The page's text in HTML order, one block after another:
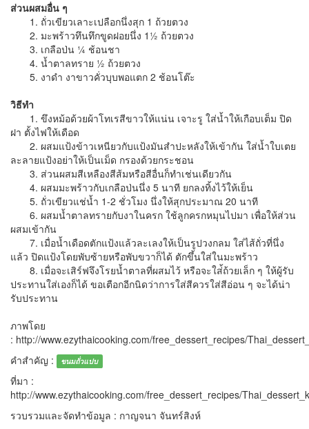
ส่วนผสมอื่น ๆ
1. ถั่วเขียวเลาะเปลือกนึ่งสุก 1 ถ้วยตวง
2. มะพร้าวทึนทึกขูดฝอยนึ่ง 1½ ถ้วยตวง
3. เกลือป่น ¼ ช้อนชา
4. น้ำตาลทราย ½ ถ้วยตวง
5. งาดำ งาขาวคั่วบุบพอแตก 2 ช้อนโต๊ะ
วิธีทำ
1. ขึงหม้อด้วยผ้าโทเรสีขาวให้แน่น เจาะรู ใส่น้ำให้เกือบเต็ม ปิด
ฝา ตั้งไฟให้เดือด
2. ผสมแป้งข้าวเหนียวกับแป้งมันสำปะหลังให้เข้ากัน ใส่น้ำใบเตย
ละลายแป้งอย่าให้เป็นเม็ด กรองด้วยกระชอน
3. ส่วนผสมสีเหลืองสีส้มหรือสีอื่นก็ทำเช่นเดียวกัน
4. ผสมมะพร้าวกับเกลือป่นนึ่ง 5 นาที ยกลงทิ้งไว้ให้เย็น
5. ถั่วเขียวแช่น้ำ 1-2 ชั่วโมง นึ่งให้สุกประมาณ 20 นาที
6. ผสมน้ำตาลทรายกับงาในครก ใช้ลูกครกหมุนไปมา เพื่อให้ส่วน
ผสมเข้ากัน
7. เมื่อน้ำเดือดตักแป้งแล้วละเลงให้เป็นรูปวงกลม ใส่ไส้ถั่วที่นึ่ง
แล้ว ปิดแป้งโดยพับซ้ายหรือพับขวาก็ได้ ตักขึ้นใส่ในมะพร้าว
8. เมื่อจะเสิร์ฟจึงโรยน้ำตาลที่ผสมไว้ หรือจะใส่้ถ้วยเล็ก ๆ ให้ผู้รับ
ประทานใส่เองก็ได้ ขอเตือกอีกนิดว่าการใส่สีควรใส่สีอ่อน ๆ จะได้น่า
รับประทาน
ภาพโดย
: http://www.ezythaicooking.com/free_dessert_recipes/
คำสำคัญ :
ขนมถั่วแปบ
ที่มา :
http://www.ezythaicooking.com/free_dessert_recipes/
รวบรวมและจัดทำข้อมูล : กาญจนา จันทร์สิงห์